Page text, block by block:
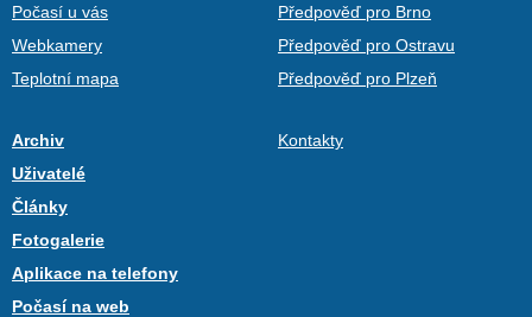
Počasí u vás
Webkamery
Teplotní mapa
Předpověď pro Brno
Předpověď pro Ostravu
Předpověď pro Plzeň
Archiv
Uživatelé
Články
Fotogalerie
Aplikace na telefony
Počasí na web
Kontakty